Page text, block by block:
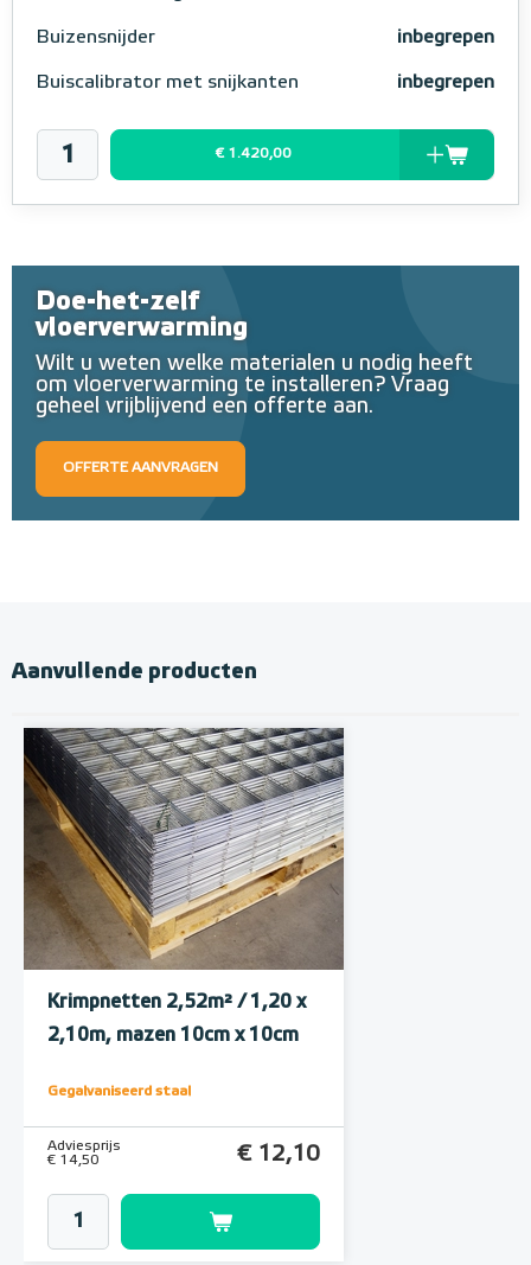
Buizensnijder inbegrepen
Buiscalibrator met snijkanten inbegrepen
€ 1.420,00
Doe-het-zelf
vloerverwarming
Wilt u weten welke materialen u nodig heeft
om vloerverwarming te installeren? Vraag
geheel vrijblijvend een offerte aan.
OFFERTE AANVRAGEN
Aanvullende producten
Krimpnetten 2,52m² / 1,20 x
2,10m, mazen 10cm x 10cm
Gegalvaniseerd staal
Adviesprijs
€ 14,50
€ 12,10